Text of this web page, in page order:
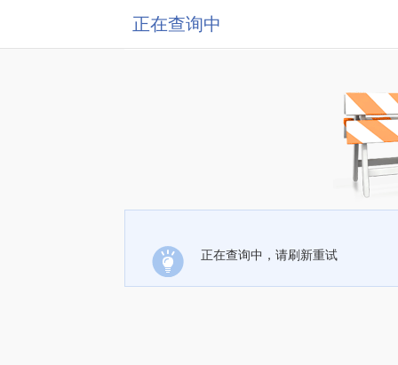
正在查询中
正在查询中，请刷新重试